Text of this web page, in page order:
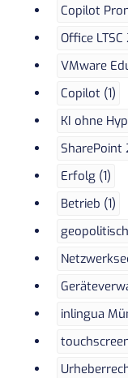
Copilot
Office
VMware
Copilot (1)
KI ohne
SharePoint
Erfolg (1)
Betrieb (1)
inlingua